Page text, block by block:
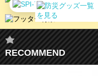
RECOMMEND